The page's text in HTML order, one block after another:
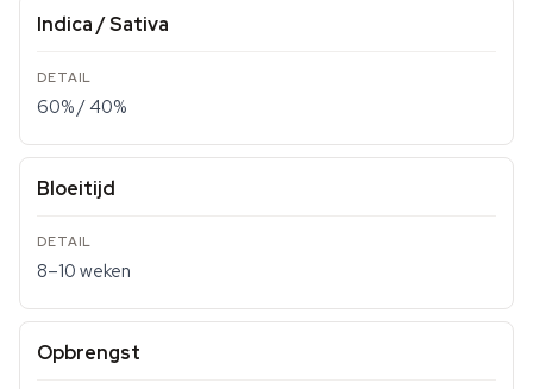
Indica / Sativa
60% / 40%
Bloeitijd
8–10 weken
Opbrengst